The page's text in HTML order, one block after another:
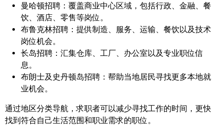
曼哈顿招聘： 覆盖商业中心区域，包括行政、金融、餐
饮、酒店、零售等岗位。
布鲁克林招聘： 提供制造、服务、运输、餐饮以及技术
岗位机会。
长岛招聘： 汇集仓库、工厂、办公室以及专业职位信
息。
布朗士及史丹顿岛招聘： 帮助当地居民寻找更多本地就
业机会。
通过地区分类导航，求职者可以减少寻找工作的时间，更快
找到符合自己生活范围和职业需求的职位。